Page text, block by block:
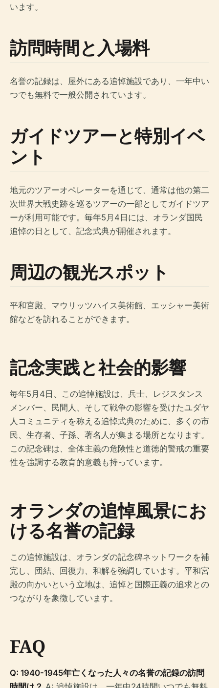
います。
訪問時間と入場料
名誉の記録は、屋外にある追悼施設であり、一年中い
つでも無料で一般公開されています。
ガイドツアーと特別イベ
ント
地元のツアーオペレーターを通じて、通常は他の第二
次世界大戦史跡を巡るツアーの一部としてガイドツア
ーが利用可能です。毎年5月4日には、オランダ国民
追悼の日として、記念式典が開催されます。
周辺の観光スポット
平和宮殿、マウリッツハイス美術館、エッシャー美術
館などを訪れることができます。
記念実践と社会的影響
毎年5月4日、この追悼施設は、兵士、レジスタンス
メンバー、民間人、そして戦争の影響を受けたユダヤ
人コミュニティを称える追悼式典のために、多くの市
民、生存者、子孫、著名人が集まる場所となります。
この記念碑は、全体主義の危険性と道徳的警戒の重要
性を強調する教育的意義も持っています。
オランダの追悼風景にお
ける名誉の記録
この追悼施設は、オランダの記念碑ネットワークを補
完し、団結、回復力、和解を強調しています。平和宮
殿の向かいという立地は、追悼と国際正義の追求との
つながりを象徴しています。
FAQ
Q: 1940-1945年亡くなった人々の名誉の記録の訪問